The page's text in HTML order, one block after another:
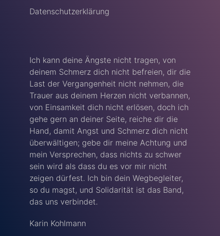
Datenschutzerklärung
Ich kann deine Ängste nicht tragen, von
deinem Schmerz dich nicht befreien, dir die
Last der Vergangenheit nicht nehmen, die
Trauer aus deinem Herzen nicht verbannen,
von Einsamkeit dich nicht erlösen, doch ich
gehe gern an deiner Seite, reiche dir die
Hand, damit Angst und Schmerz dich nicht
überwältigen; gebe dir meine Achtung und
mein Versprechen, dass nichts zu schwer
sein wird als dass du es vor mir nicht
zeigen dürfest. Ich bin dein Wegbegleiter,
so du magst, und Solidarität ist das Band,
das uns verbindet.
Karin Kohlmann